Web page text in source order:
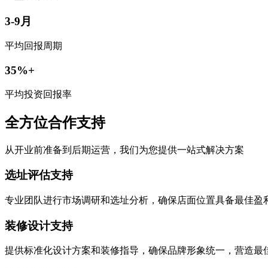
3-9月
平均回报周期
35%+
平均投资回报率
全方位合作支持
从开业前准备到后期运营，我们为您提供一站式解决方案
选址评估支持
专业团队进行市场调研和选址分析，确保店面位置具备最佳盈
装修设计支持
提供标准化设计方案和装修指导，确保品牌形象统一，营造最